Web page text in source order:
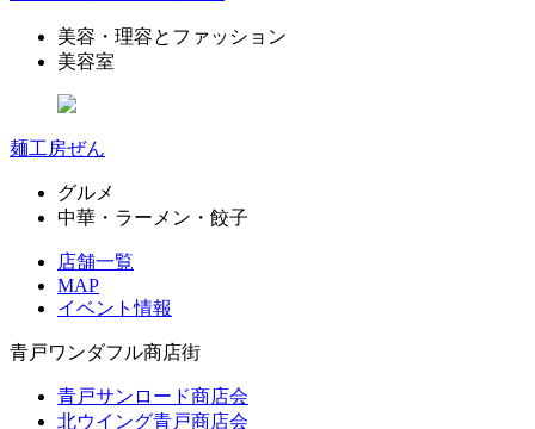
美容・理容とファッション
美容室
麺工房ぜん
グルメ
中華・ラーメン・餃子
店舗一覧
MAP
イベント情報
青戸ワンダフル商店街
青戸サンロード商店会
北ウイング青戸商店会